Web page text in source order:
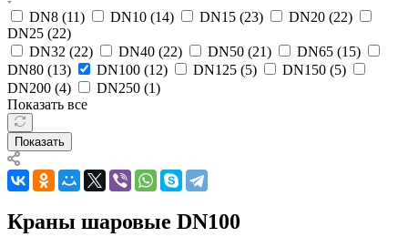
DN8 (11) DN10 (14) DN15 (23) DN20 (22)
DN25 (22)
DN32 (22) DN40 (22) DN50 (21) DN65 (15)
DN80 (13) DN100 (12) DN125 (5) DN150 (5)
DN200 (4) DN250 (1)
Показать все
Показать
Краны шаровые DN100